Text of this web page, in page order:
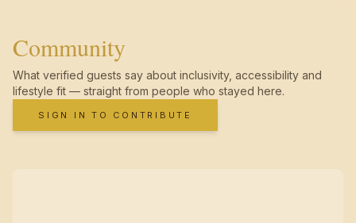
Community
What verified guests say about inclusivity, accessibility and
lifestyle fit — straight from people who stayed here.
SIGN IN TO CONTRIBUTE